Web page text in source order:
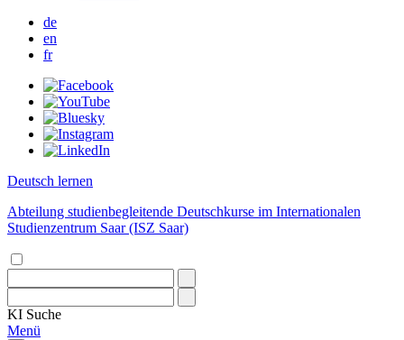
de
en
fr
Deutsch lernen
Abteilung studienbegleitende Deutschkurse im Internationalen
Studienzentrum Saar (ISZ Saar)
KI Suche
Menü